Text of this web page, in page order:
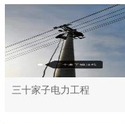
三十家子电力工程